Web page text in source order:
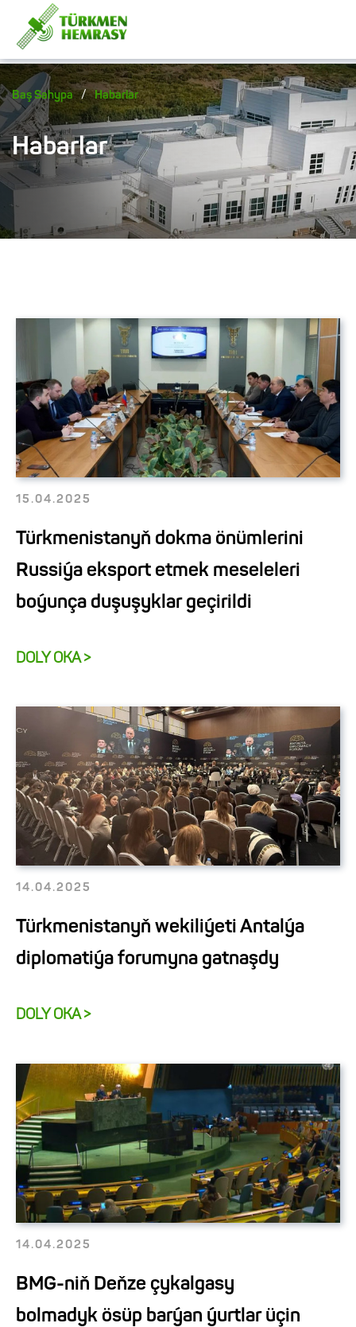
Baş Sahypa / Habarlar
Habarlar
15.04.2025
Türkmenistanyň dokma önümlerini
Russiýa eksport etmek meseleleri
boýunça duşuşyklar geçirildi
DOLY OKA >
14.04.2025
Türkmenistanyň wekiliýeti Antalýa
diplomatiýa forumyna gatnaşdy
DOLY OKA >
14.04.2025
BMG-niň Deňze çykalgasy
bolmadyk ösüp barýan ýurtlar üçin